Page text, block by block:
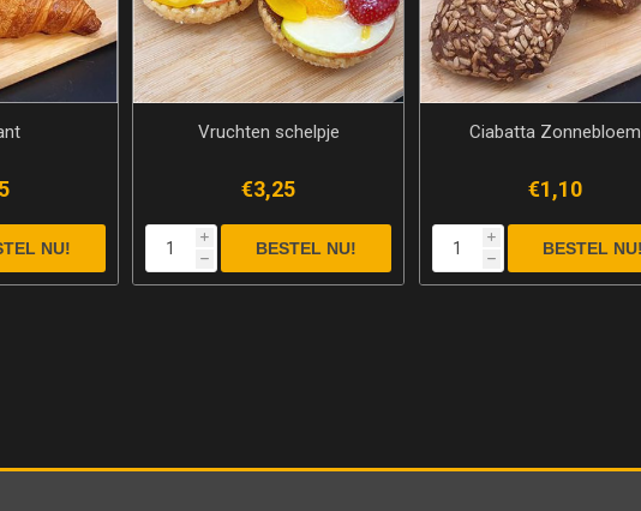
Vruchten schelpje
€3,25
i
h
Ciabatta Zonnebloem
€1,10
i
h